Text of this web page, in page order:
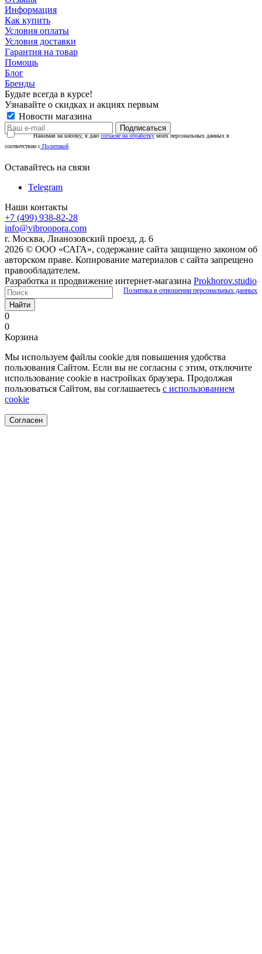
Информация
Как купить
Условия оплаты
Условия доставки
Гарантия на товар
Помощь
Блог
Бренды
Будьте всегда в курсе!
Узнавайте о скидках и акциях первым
Новости магазина
Нажимая на кнопку, я даюсогласие на обработкумоих персональных данных в
соответствии с Политикой
Оставайтесь на связи
Telegram
Наши контакты
+7 (499) 938-82-28
info@vibroopora.com
г. Москва, Лианозовский проезд, д. 6
2026 © ООО «САГА», содержание сайта защищено законом об
авторском праве. Копирование материалов с сайта запрещено
правообладателем.
Разработка и продвижение интернет-магазина Prokhorov.studio
Политика в отношении персональных данных
Найти
0
0
Корзина
Мы используем файлы cookie для повышения удобства
пользования Сайтом. Если вы не согласны с этим, отключите
использование cookie в настройках браузера. Продолжая
пользоваться Сайтом, вы соглашаетесь с использованием
cookie
Согласен